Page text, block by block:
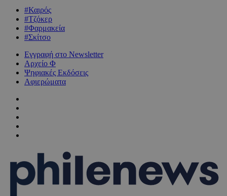
#Καιρός
#Τζόκερ
#Φαρμακεία
#Σκίτσο
Εγγραφή στο Newsletter
Αρχείο Φ
Ψηφιακές Εκδόσεις
Αφιερώματα